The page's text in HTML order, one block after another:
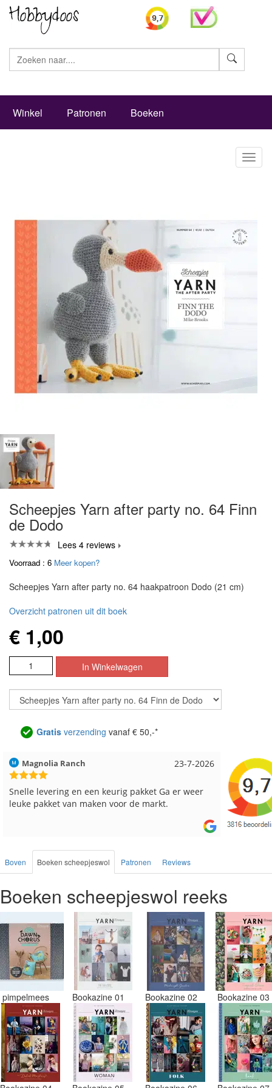
Winkel Patronen Boeken
Scheepjes Yarn after party no. 64 Finn
de Dodo
Lees 4 reviews
Voorraad : 6 Meer kopen?
Scheepjes Yarn after party no. 64 haakpatroon Dodo (21 cm)
Overzicht patronen uit dit boek
€ 1,00
Gratis verzending vanaf € 50,-*
23-7-2026
Magnolia Ranch
Snelle levering en een keurig pakket Ga er weer
leuke pakket van maken voor de markt.
Hilde uit
Reeds
besteld,
Boven Boeken scheepjeswol Patronen Reviews
Boeken scheepjeswol reeks
pimpelmees Bookazine 01 Bookazine 02 Bookazine 03